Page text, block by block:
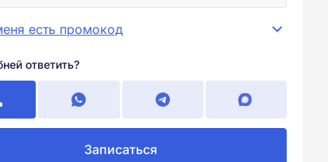
есть промокод
ответить?
Записаться